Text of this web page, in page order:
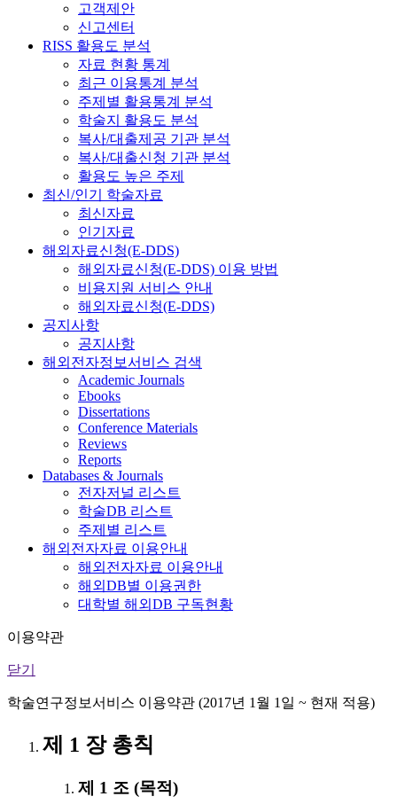
고객제안
신고센터
RISS 활용도 분석
자료 현황 통계
최근 이용통계 분석
주제별 활용통계 분석
학술지 활용도 분석
복사/대출제공 기관 분석
복사/대출신청 기관 분석
활용도 높은 주제
최신/인기 학술자료
최신자료
인기자료
해외자료신청(E-DDS)
해외자료신청(E-DDS) 이용 방법
비용지원 서비스 안내
해외자료신청(E-DDS)
공지사항
공지사항
해외전자정보서비스 검색
Academic Journals
Ebooks
Dissertations
Conference Materials
Reviews
Reports
Databases & Journals
전자저널 리스트
학술DB 리스트
주제별 리스트
해외전자자료 이용안내
해외전자자료 이용안내
해외DB별 이용권한
대학별 해외DB 구독현황
이용약관
닫기
학술연구정보서비스 이용약관 (2017년 1월 1일 ~ 현재 적용)
제 1 장 총칙
제 1 조 (목적)